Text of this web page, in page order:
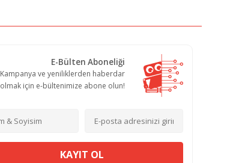
E-Bülten Aboneliği
Kampanya ve yeniliklerden haberdar
olmak için e-bültenimize abone olun!
KAYIT OL